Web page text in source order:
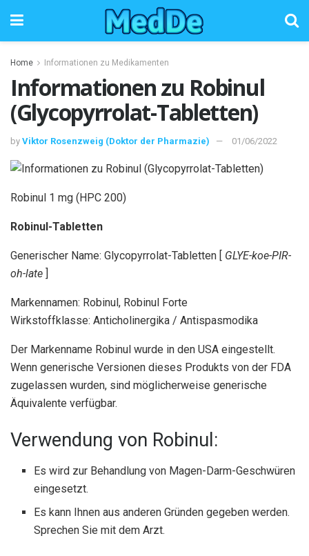
Home Informationen zu Medikamenten
Informationen zu Robinul
(Glycopyrrolat-Tabletten)
by Viktor Rosenzweig (Doktor der Pharmazie) 01/06/2022
Robinul 1 mg (HPC 200)
Robinul-Tabletten
Generischer Name: Glycopyrrolat-Tabletten [ GLYE-koe-PIR-
oh-late ]
Markennamen: Robinul, Robinul Forte
Wirkstoffklasse: Anticholinergika / Antispasmodika
Der Markenname Robinul wurde in den USA eingestellt.
Wenn generische Versionen dieses Produkts von der FDA
zugelassen wurden, sind möglicherweise generische
Äquivalente verfügbar.
Verwendung von Robinul:
Es wird zur Behandlung von Magen-Darm-Geschwüren
eingesetzt.
Es kann Ihnen aus anderen Gründen gegeben werden.
Sprechen Sie mit dem Arzt.